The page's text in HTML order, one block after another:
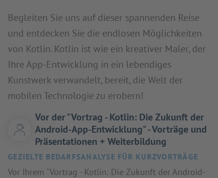
Begleiten Sie uns auf dieser spannenden Reise
und entdecken Sie die endlosen Möglichkeiten
von Kotlin. Kotlin ist wie ein kreativer Maler, der
Ihre App-Entwicklung in ein lebendiges
Kunstwerk verwandelt, bereit, die Welt der
mobilen Technologie zu erobern!
Vor der "Vortrag - Kotlin: Die Zukunft der
Android-App-Entwicklung" - Vorträge und
Präsentationen + Weiterbildung
GEZIELTE BEDARFSANALYSE FÜR KURZVORTRÄGE
Vor Ihrem "Vortrag - Kotlin: Die Zukunft der Android-